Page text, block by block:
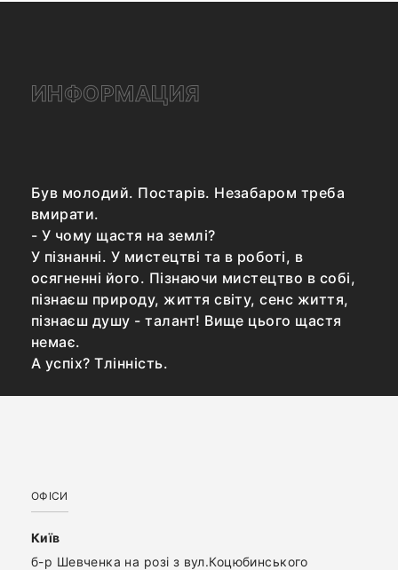
ИНФОРМАЦИЯ
Був молодий. Постарів. Незабаром треба
вмирати.
- У чому щастя на землі?
У пізнанні. У мистецтві та в роботі, в
осягненні його. Пізнаючи мистецтво в собі,
пізнаєш природу, життя світу, сенс життя,
пізнаєш душу - талант! Вище цього щастя
немає.
А успіх? Тлінність.
ОФІСИ
Київ
б-р Шевченка на розі з вул.Коцюбинського